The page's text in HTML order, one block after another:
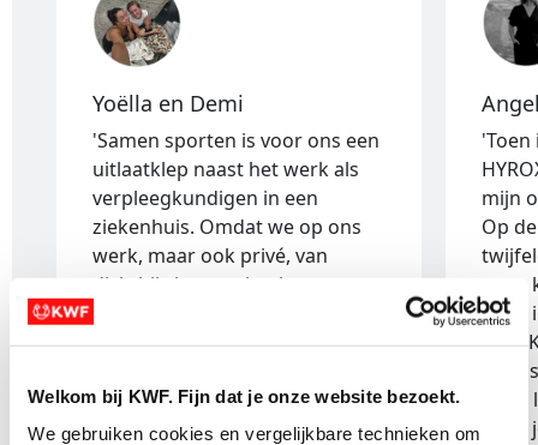
Welkom bij KWF. Fijn dat je onze website bezoekt.
We gebruiken cookies en vergelijkbare technieken om
Yoëlla en Demi
'Samen sporten is voor ons een
uitlaatklep naast het werk als
verpleegkundigen in een
ziekenhuis. Omdat we op ons
werk, maar ook privé, van
dichtbij zien wat kanker met
HYROX tegen kanker.'
mijn
Op
zette
voor